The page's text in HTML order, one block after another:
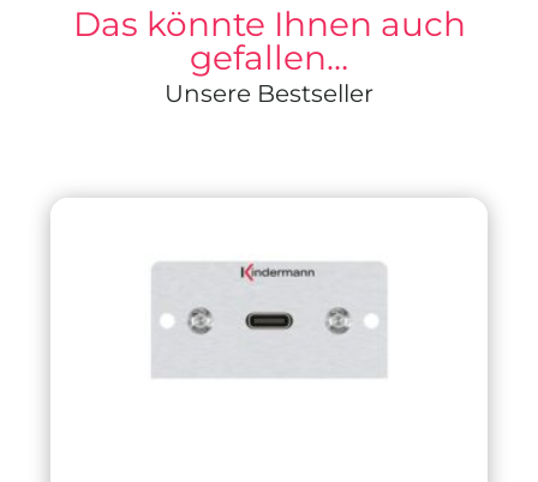
Das könnte Ihnen auch
gefallen…
Unsere Bestseller